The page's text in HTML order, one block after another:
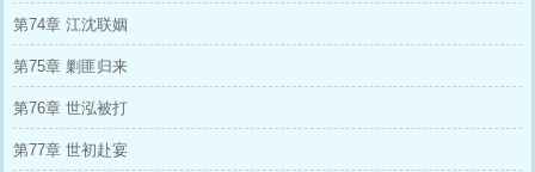
第74章 江沈联姻
第75章 剿匪归来
第76章 世泓被打
第77章 世初赴宴